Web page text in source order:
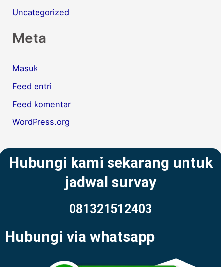
Uncategorized
Meta
Masuk
Feed entri
Feed komentar
WordPress.org
Hubungi kami sekarang untuk
jadwal survay
081321512403
Hubungi via whatsapp